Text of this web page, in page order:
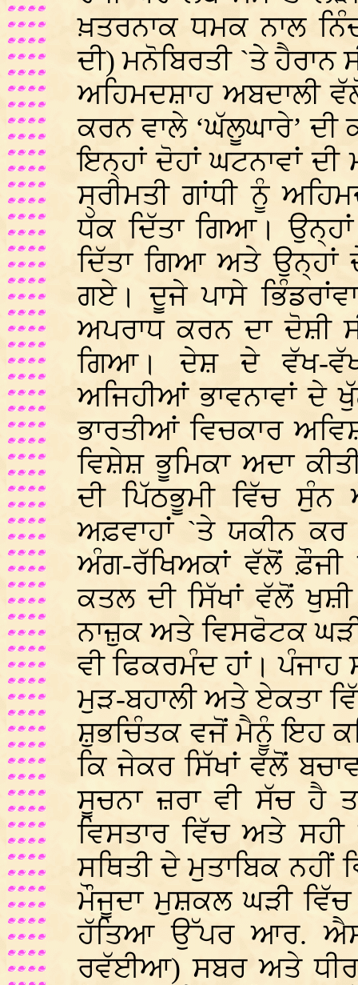
ਖ਼ਤਰਨਾਕ ਧਮਕ ਨਾਲ
ਦੀ) ਮਨੋਬਿਰਤੀ `ਤੇ ਹੈਰਾਨ
ਅਹਿਮਦਸ਼ਾਹ ਅਬਦਾਲੀ
ਕਰਨ ਵਾਲੇ ‘ਘੱਲੂਘਾਰੇ’ ਦੀ
ਇਨ੍ਹਾਂ ਦੋਹਾਂ ਘਟਨਾਵਾਂ
ਸ੍ਰੀਮਤੀ ਗਾਂਧੀ ਨੂੰ
ਧੱਕ ਦਿੱਤਾ ਗਿਆ।
ਦਿੱਤਾ ਗਿਆ ਅਤੇ ਉਨ੍ਹਾਂ
ਗਏ। ਦੂਜੇ ਪਾਸੇ
ਅਪਰਾਧ ਕਰਨ ਦਾ ਦੋਸ਼ੀ
ਗਿਆ। ਦੇਸ਼ ਦੇ ਵੱਖ-
ਅਜਿਹੀਆਂ ਭਾਵਨਾਵਾਂ ਦੇ
ਭਾਰਤੀਆਂ ਵਿਚਕਾਰ
ਵਿਸ਼ੇਸ਼ ਭੂਮਿਕਾ ਅਦਾ
ਦੀ ਪਿੱਠਭੂਮੀ ਵਿੱਚ
ਅਫ਼ਵਾਹਾਂ `ਤੇ ਯਕੀਨ
ਅੰਗ-ਰੱਖਿਅਕਾਂ ਵੱਲੋਂ
ਕਤਲ ਦੀ ਸਿੱਖਾਂ ਵੱਲੋਂ
ਨਾਜ਼ੁਕ ਅਤੇ ਵਿਸਫੋਟਕ
ਵੀ ਫਿਕਰਮੰਦ ਹਾਂ। ਪੰਜਾਹ
ਮੁੜ-ਬਹਾਲੀ ਅਤੇ ਏਕਤਾ
ਸ਼ੁਭਚਿੰਤਕ ਵਜੋਂ ਮੈਨੂੰ ਇਹ
ਕਿ ਜੇਕਰ ਸਿੱਖਾਂ ਵੱਲੋਂ
ਸੂਚਨਾ ਜ਼ਰਾ ਵੀ ਸੱਚ ਹੈ
ਵਿਸਤਾਰ ਵਿੱਚ ਅਤੇ ਸਹੀ
ਸਥਿਤੀ ਦੇ ਮੁਤਾਬਿਕ
ਮੌਜੂਦਾ ਮੁਸ਼ਕਲ ਘੜੀ
ਹੱਤਿਆ ਉੱਪਰ ਆਰ.
ਰਵੱਈਆ) ਸਬਰ ਅਤੇ